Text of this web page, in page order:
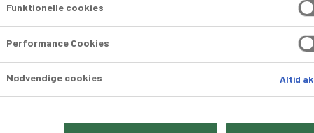
Kanelsnurre mini indpakket 50 x 50g
Funktionelle cookies
Performance Cookies
Nødvendige cookies Altid